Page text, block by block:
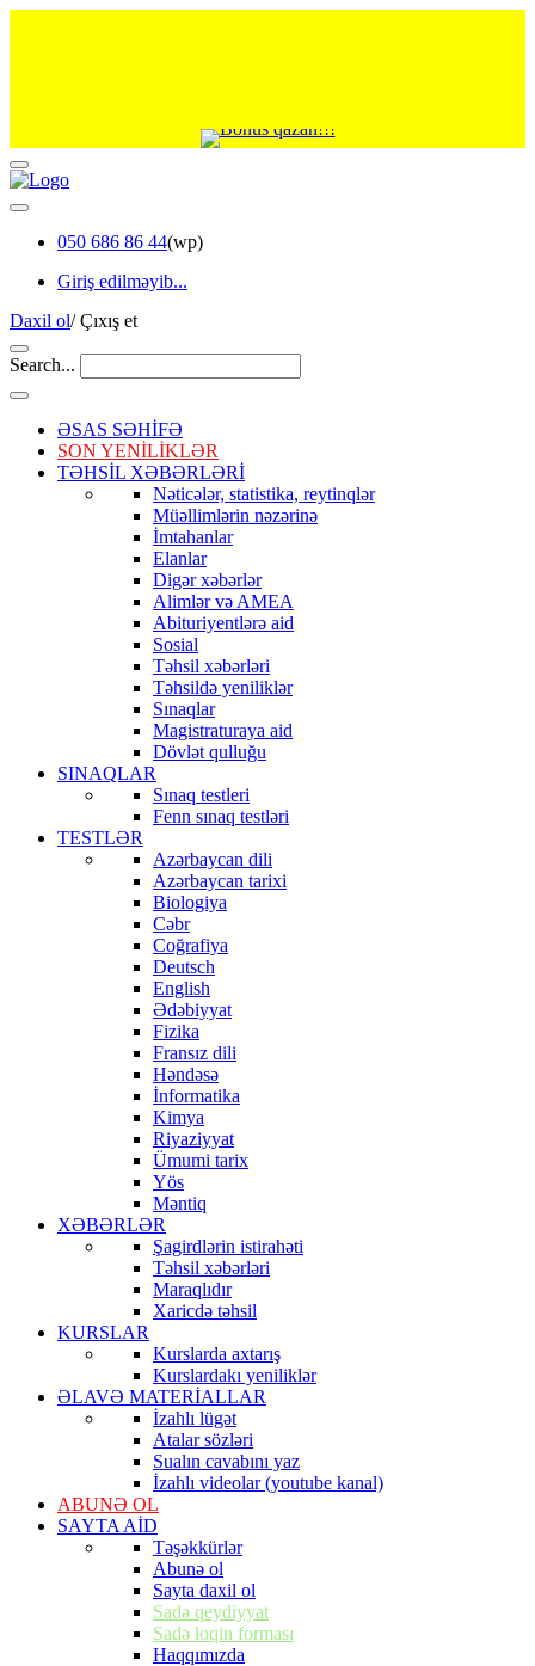
050 686 86 44(wp)
Giriş edilməyib...
Daxil ol/Çıxış et
Search...
ƏSAS SƏHİFƏ
SON YENİLİKLƏR
TƏHSİL XƏBƏRLƏRİ
Nəticələr, statistika, reytinqlər
Müəllimlərin nəzərinə
İmtahanlar
Elanlar
Digər xəbərlər
Alimlər və AMEA
Abituriyentlərə aid
Sosial
Təhsil xəbərləri
Təhsildə yeniliklər
Sınaqlar
Magistraturaya aid
Dövlət qulluğu
SINAQLAR
Sınaq testleri
Fenn sınaq testləri
TESTLƏR
Azərbaycan dili
Azərbaycan tarixi
Biologiya
Cəbr
Coğrafiya
Deutsch
English
Ədəbiyyat
Fizika
Fransız dili
Həndəsə
İnformatika
Kimya
Riyaziyyat
Ümumi tarix
Yös
Məntiq
XƏBƏRLƏR
Şagirdlərin istirahəti
Təhsil xəbərləri
Maraqlıdır
Xaricdə təhsil
KURSLAR
Kurslarda axtarış
Kurslardakı yeniliklər
ƏLAVƏ MATERİALLAR
İzahlı lügət
Atalar sözləri
Sualın cavabını yaz
İzahlı videolar (youtube kanal)
ABUNƏ OL
SAYTA AİD
Təşəkkürlər
Abunə ol
Sayta daxil ol
Sadə qeydiyyat
Sadə loqin forması
Haqqımızda